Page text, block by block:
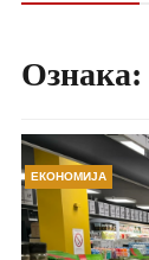
Ознака:
ЕКОНОМИЈА